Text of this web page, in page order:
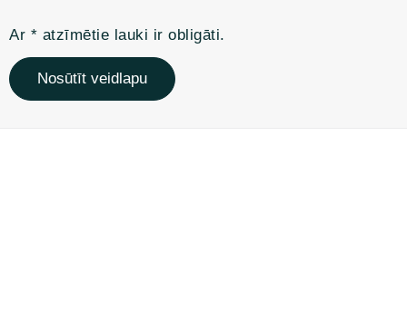
Ar * atzīmētie lauki ir obligāti.
Nosūtīt veidlapu